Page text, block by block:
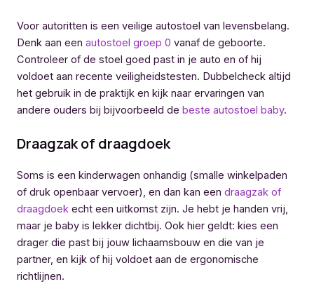
Voor autoritten is een veilige autostoel van levensbelang.
Denk aan een autostoel groep 0 vanaf de geboorte.
Controleer of de stoel goed past in je auto en of hij
voldoet aan recente veiligheidstesten. Dubbelcheck altijd
het gebruik in de praktijk en kijk naar ervaringen van
andere ouders bij bijvoorbeeld de beste autostoel baby.
Draagzak of draagdoek
Soms is een kinderwagen onhandig (smalle winkelpaden
of druk openbaar vervoer), en dan kan een draagzak of
draagdoek echt een uitkomst zijn. Je hebt je handen vrij,
maar je baby is lekker dichtbij. Ook hier geldt: kies een
drager die past bij jouw lichaamsbouw en die van je
partner, en kijk of hij voldoet aan de ergonomische
richtlijnen.